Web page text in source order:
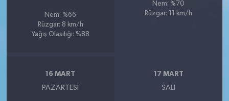
Nem: %66
Rüzgar: 8 km/h
Yağış Olasılığı: %88
Nem: %70
Rüzgar: 11 km/h
16 MART
PAZARTESI
17 MART
SALI